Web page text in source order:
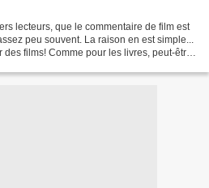
lecteurs, que le commentaire de film est
peu souvent. La raison en est simple...
films! Comme pour les livres, peut-être